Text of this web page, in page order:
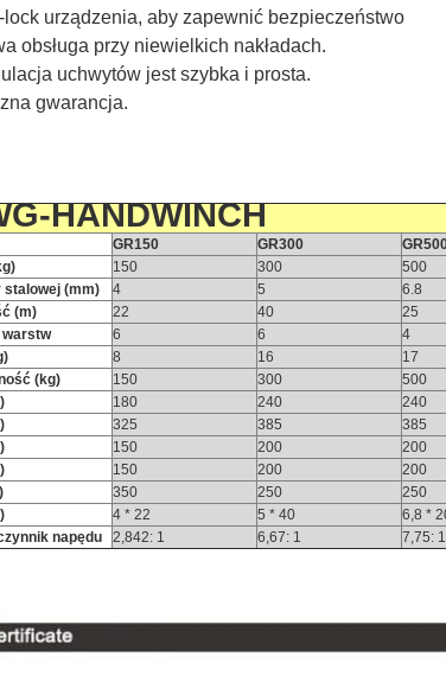
lock urządzenia, aby zapewnić bezpieczeństwo
obsługa przy niewielkich nakładach.
uchwytów jest szybka i prosta.
gwarancja.
HANDWINCH
GR150 GR300
150 300 500
stalowej (mm)
4 5 6.8
(m)
22 40 25
warstw
6 6 4
8 16 17
(kg)
150 300 500
180 240 240
325 385 385
150 200 200
150 200 200
350 250 250
4 * 22 5 * 40 6,8 *
napędu
2,842: 1 6,67: 1 7,75: 1